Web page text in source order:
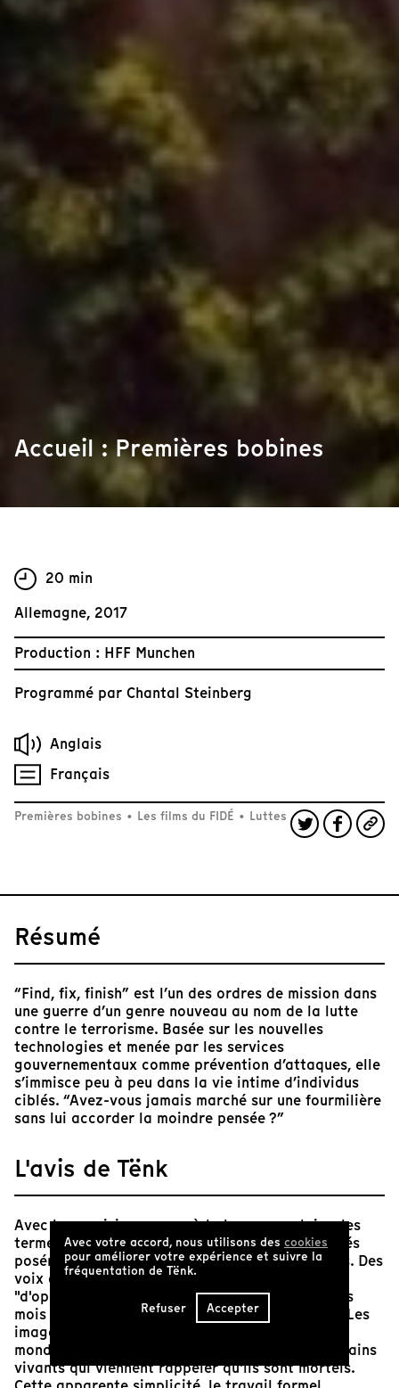
Accueil : Premières bobines
20 min
Allemagne, 2017
Production : HFF Munchen
Programmé par Chantal Steinberg
Anglais
Français
Premières bobines • Les films du FIDÉ • Luttes
Résumé
“Find, fix, finish” est l’un des ordres de mission dans
une guerre d’un genre nouveau au nom de la lutte
contre le terrorisme. Basée sur les nouvelles
technologies et menée par les services
gouvernementaux comme prévention d’attaques, elle
s’immisce peu à peu dans la vie intime d’individus
ciblés. “Avez-vous jamais marché sur une fourmilière
sans lui accorder la moindre pensée ?”
L'avis de Tënk
Avec la concision propre à la langue anglaise, les
termes et les protocoles du meurtre sont énoncés
posément. Les matériaux de ce film sont simples. Des
voix off exposent froidement l'expérience
"d'opérateurs" US qui observent leurs cibles des
mois durant avant de tuer par écran interposé. Les
images filmées par des drones reconstituent un
monde simplifié où ce sont les ombres des lointains
vivants qui viennent rappeler qu'ils sont mortels.
Avec votre accord, nous utilisons des cookies
pour améliorer votre expérience et suivre la
fréquentation de Tënk.
Refuser Accepter